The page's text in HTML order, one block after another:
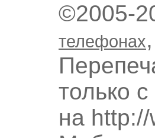
©2005-
телефонах
только
на